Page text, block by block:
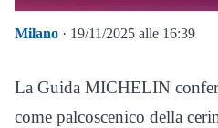
Milano · 19/11/2025 alle 16:39
La Guida MICHELIN
come palcoscenico della